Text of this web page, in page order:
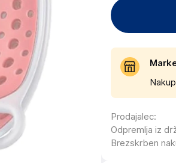
Prodajalec:
Odpremlja iz
Brezskrben